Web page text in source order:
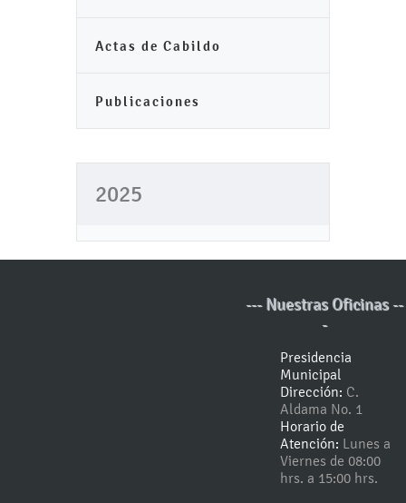
Actas de Cabildo
Publicaciones
2025
--- Nuestras Oficinas --
-
Presidencia
Municipal
Dirección: C.
Aldama No. 1
Horario de
Atención: Lunes a
Viernes de 08:00
hrs. a 15:00 hrs.